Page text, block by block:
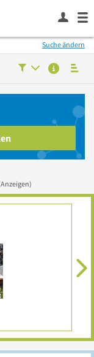
Suche ändern